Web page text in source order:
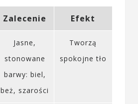
Zalecenie Efekt
Jasne,
stonowane
barwy: biel,
beż, szarości
Tworzą
spokojne tło